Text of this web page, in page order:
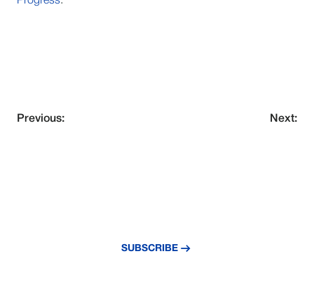
Previous: Next:
SUBSCRIBE